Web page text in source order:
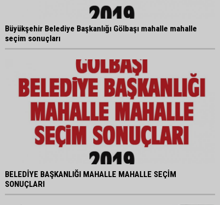
Büyükşehir Belediye Başkanlığı Gölbaşı mahalle mahalle
seçim sonuçları
BELEDİYE BAŞKANLIĞI MAHALLE MAHALLE SEÇİM
SONUÇLARI